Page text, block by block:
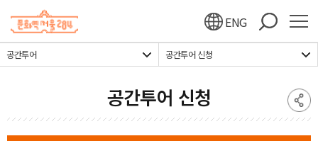
ENG
공간투어 공간투어 신청
공간투어 신청